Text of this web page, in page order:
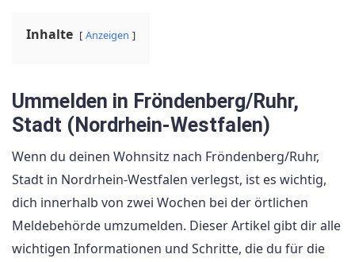
Inhalte Anzeigen
Ummelden in Fröndenberg/Ruhr,
Stadt (Nordrhein-Westfalen)
Wenn du deinen Wohnsitz nach Fröndenberg/Ruhr,
Stadt in Nordrhein-Westfalen verlegst, ist es wichtig,
dich innerhalb von zwei Wochen bei der örtlichen
Meldebehörde umzumelden. Dieser Artikel gibt dir alle
wichtigen Informationen und Schritte, die du für die